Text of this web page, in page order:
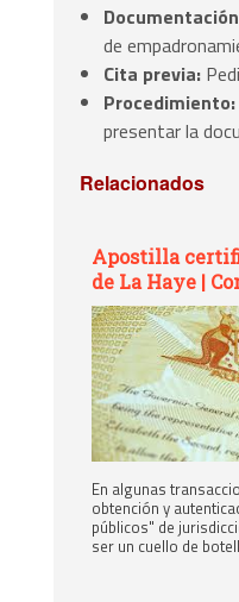
de
Cita previa:
Procedimiento:
presentar la
Relacionados
Apostilla
de La Haye |
En algunas
obtención y
públicos" de
ser un cuello de